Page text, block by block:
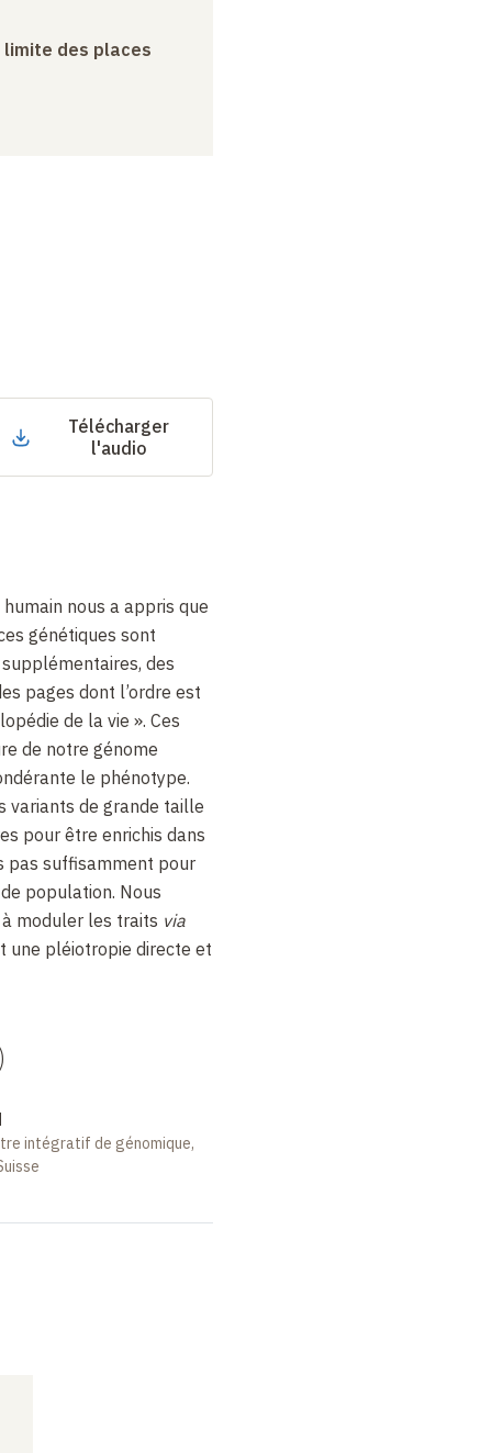
limite des places
Télécharger
l'audio
nous a appris que
génétiques sont
des
pages dont l’ordre est
de la vie ». Ces
de notre génome
le phénotype.
variants de grande taille
pour être enrichis dans
pas suffisamment pour
population. Nous
moduler les traits via
une pléiotropie directe et
intégratif de génomique,